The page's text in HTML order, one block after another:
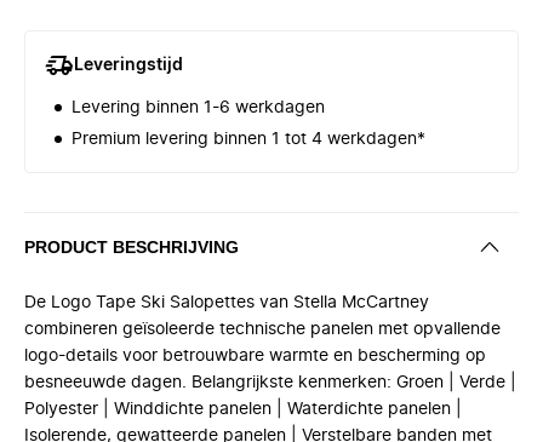
Leveringstijd
Levering binnen 1-6 werkdagen
Premium levering binnen 1 tot 4 werkdagen*
PRODUCT BESCHRIJVING
De Logo Tape Ski Salopettes van Stella McCartney
combineren geïsoleerde technische panelen met opvallende
logo-details voor betrouwbare warmte en bescherming op
besneeuwde dagen. Belangrijkste kenmerken: Groen | Verde |
Polyester | Winddichte panelen | Waterdichte panelen |
Isolerende, gewatteerde panelen | Verstelbare banden met